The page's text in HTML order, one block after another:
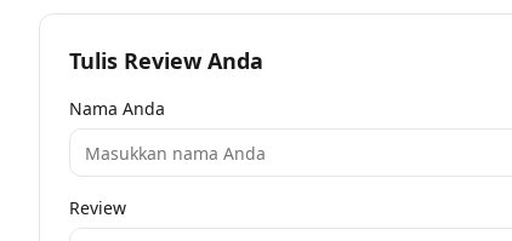
Tulis Review Anda
Nama Anda
Review